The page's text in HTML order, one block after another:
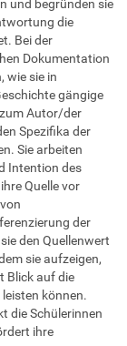
und begründen sie
die
Bei der
Dokumentation
wie sie in
gängige
Autor/der
Spezifika der
Sie arbeiten
Intention des
Quelle vor
der
den Quellenwert
sie aufzeigen,
Blick auf die
können.
die Schülerinnen
ihre